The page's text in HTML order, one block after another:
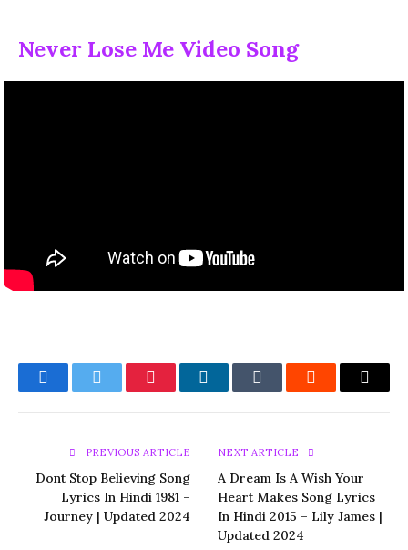
Never Lose Me Video Song
FacebookTwitter PinterestLinkedInTumblr Reddit Email
PREVIOUS ARTICLE
Dont Stop Believing Song
Lyrics In Hindi 1981 –
Journey | Updated 2024
NEXT ARTICLE
A Dream Is A Wish Your
Heart Makes Song Lyrics
In Hindi 2015 – Lily James |
Updated 2024